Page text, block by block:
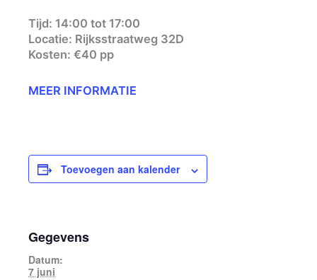
Tijd: 14:00 tot 17:00
Locatie: Rijksstraatweg 32D
Kosten: €40 pp
MEER INFORMATIE
Toevoegen aan kalender
Gegevens
Datum:
7 juni